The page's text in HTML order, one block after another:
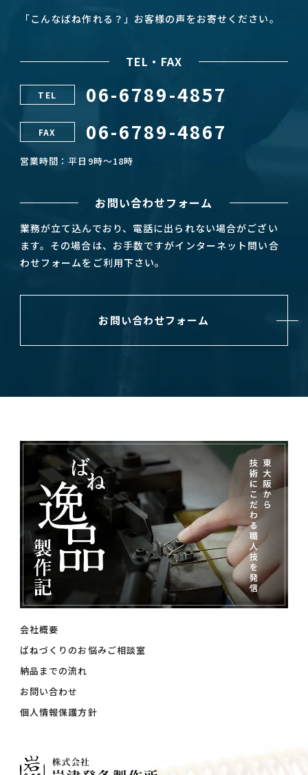
「こんなばね作れる？」お客様の声をお寄せください。
TEL・FAX
TEL 06-6789-4857
FAX 06-6789-4867
営業時間：平日9時～18時
お問い合わせフォーム
業務が立て込んでおり、電話に出られない場合がござい
ます。その場合は、お手数ですがインターネット問い合
わせフォームをご利用下さい。
お問い合わせフォーム
会社概要
ばねづくりのお悩みご相談室
納品までの流れ
お問い合わせ
個人情報保護方針